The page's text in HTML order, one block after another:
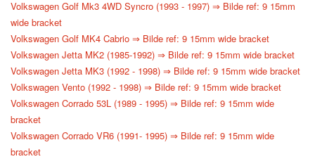
Volkswagen Golf Mk3 4WD Syncro (1993 - 1997) ⇒ Bilde ref: 9 15mm
wide bracket
Volkswagen Golf MK4 Cabrio ⇒ Bilde ref: 9 15mm wide bracket
Volkswagen Jetta MK2 (1985-1992) ⇒ Bilde ref: 9 15mm wide bracket
Volkswagen Jetta MK3 (1992 - 1998) ⇒ Bilde ref: 9 15mm wide bracket
Volkswagen Vento (1992 - 1998) ⇒ Bilde ref: 9 15mm wide bracket
Volkswagen Corrado 53L (1989 - 1995) ⇒ Bilde ref: 9 15mm wide
bracket
Volkswagen Corrado VR6 (1991- 1995) ⇒ Bilde ref: 9 15mm wide
bracket